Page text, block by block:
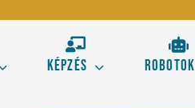
Képzés Robotok